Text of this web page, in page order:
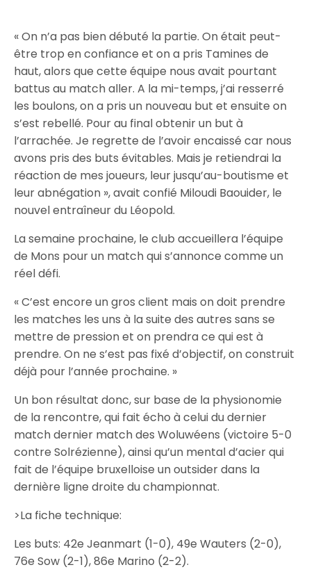
« On n’a pas bien débuté la partie. On était peut-
être trop en confiance et on a pris Tamines de
haut, alors que cette équipe nous avait pourtant
battus au match aller. A la mi-temps, j’ai resserré
les boulons, on a pris un nouveau but et ensuite on
s’est rebellé. Pour au final obtenir un but à
l’arrachée. Je regrette de l’avoir encaissé car nous
avons pris des buts évitables. Mais je retiendrai la
réaction de mes joueurs, leur jusqu’au-boutisme et
leur abnégation », avait confié Miloudi Baouider, le
nouvel entraîneur du Léopold.
La semaine prochaine, le club accueillera l’équipe
de Mons pour un match qui s’annonce comme un
réel défi.
« C’est encore un gros client mais on doit prendre
les matches les uns à la suite des autres sans se
mettre de pression et on prendra ce qui est à
prendre. On ne s’est pas fixé d’objectif, on construit
déjà pour l’année prochaine. »
Un bon résultat donc, sur base de la physionomie
de la rencontre, qui fait écho à celui du dernier
match dernier match des Woluwéens (victoire 5-0
contre Solrézienne), ainsi qu’un mental d’acier qui
fait de l’équipe bruxelloise un outsider dans la
dernière ligne droite du championnat.
>La fiche technique:
Les buts: 42e Jeanmart (1-0), 49e Wauters (2-0),
76e Sow (2-1), 86e Marino (2-2).